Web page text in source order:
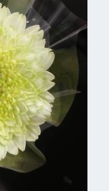
お問い合わ
せ
EN